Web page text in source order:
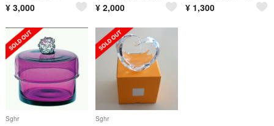
¥ 3,000 ¥ 2,000 ¥ 1,300
Sghr Sghr